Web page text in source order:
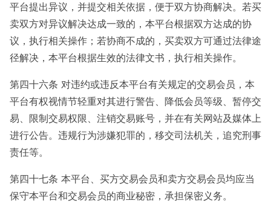
平台提出异议，并提交相关依据，便于双方协商解决。若买
卖双方对异议解决达成一致的，本平台根据双方达成的协
议，执行相关操作；若协商不成的，买卖双方可通过法律途
径解决，本平台根据生效的法律文书，执行相关操作。
第四十六条 对违约或违反本平台有关规定的交易会员，本
平台有权视情节轻重对其进行警告、降低会员等级、暂停交
易、限制交易权限、注销交易账号，并在有关网站及媒体上
进行公告。违规行为涉嫌犯罪的，移交司法机关，追究刑事
责任等。
第四十七条 本平台、买方交易会员和卖方交易会员均应当
保守本平台和交易会员的商业秘密，承担保密义务。